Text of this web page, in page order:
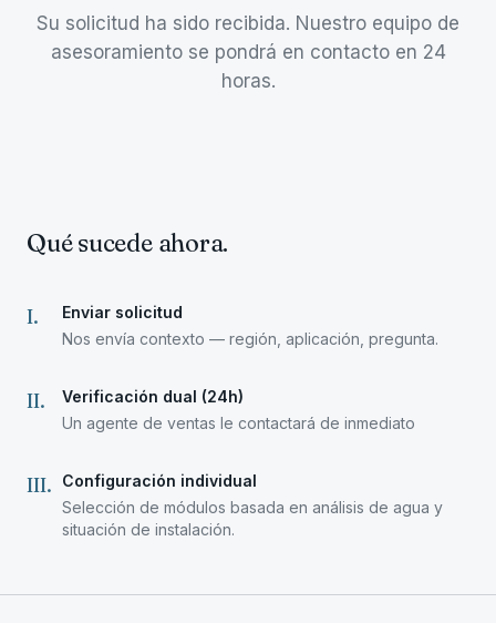
Su solicitud ha sido recibida. Nuestro equipo de
asesoramiento se pondrá en contacto en 24
horas.
Qué sucede ahora.
I.
Enviar solicitud
Nos envía contexto — región, aplicación, pregunta.
II.
Verificación dual (24h)
Un agente de ventas le contactará de inmediato
III.
Configuración individual
Selección de módulos basada en análisis de agua y
situación de instalación.